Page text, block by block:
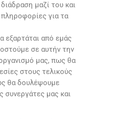
μαζί του και
για τα
εξαρτάται από εμάς
σε αυτήν την
μας, πως θα
στους τελικούς
θα δουλέψουμε
συνεργάτες μας και